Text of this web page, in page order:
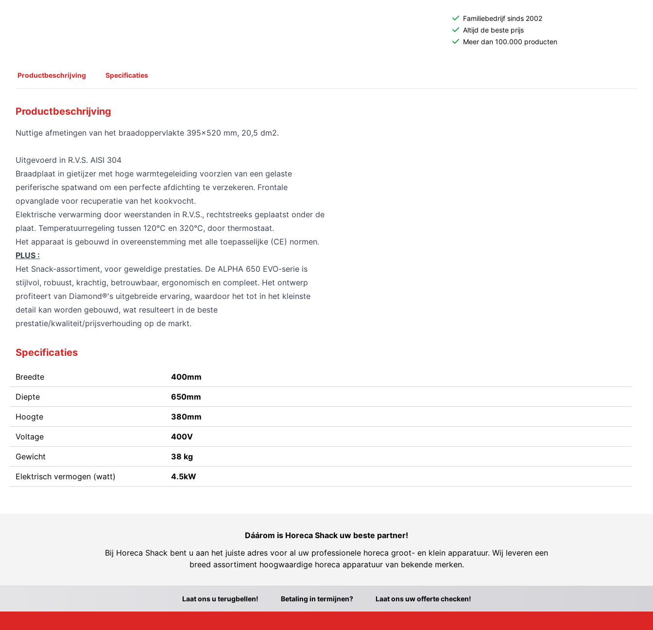
Familiebedrijf sinds 2002
Altijd de beste prijs
Meer dan 100.000 producten
Productbeschrijving Specificaties
Productbeschrijving
Nuttige afmetingen van het braadoppervlakte 395x520 mm, 20,5 dm2.
Uitgevoerd in R.V.S. AISI 304
Braadplaat in gietijzer met hoge warmtegeleiding voorzien van een gelaste
periferische spatwand om een perfecte afdichting te verzekeren. Frontale
opvanglade voor recuperatie van het kookvocht.
Elektrische verwarming door weerstanden in R.V.S., rechtstreeks geplaatst onder de
plaat. Temperatuurregeling tussen 120°C en 320°C, door thermostaat.
Het apparaat is gebouwd in overeenstemming met alle toepasselijke (CE) normen.
PLUS :
Het Snack-assortiment, voor geweldige prestaties. De ALPHA 650 EVO-serie is
stijlvol, robuust, krachtig, betrouwbaar, ergonomisch en compleet. Het ontwerp
profiteert van Diamond®'s uitgebreide ervaring, waardoor het tot in het kleinste
detail kan worden gebouwd, wat resulteert in de beste
prestatie/kwaliteit/prijsverhouding op de markt.
Specificaties
Breedte 400mm
Diepte 650mm
Hoogte 380mm
Voltage 400V
Gewicht 38 kg
Elektrisch vermogen (watt) 4.5kW
Dáárom is Horeca Shack uw beste partner!
Bij Horeca Shack bent u aan het juiste adres voor al uw professionele horeca groot- en klein apparatuur. Wij leveren een
breed assortiment hoogwaardige horeca apparatuur van bekende merken.
Laat ons u terugbellen! Betaling in termijnen? Laat ons uw offerte checken!